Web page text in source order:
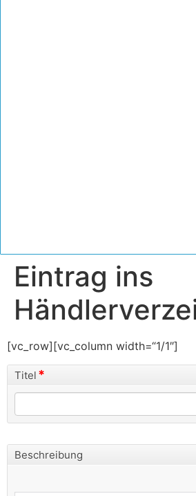
Eintrag ins
[vc_row][vc_column width=“1/1″]
Titel *
Beschreibung